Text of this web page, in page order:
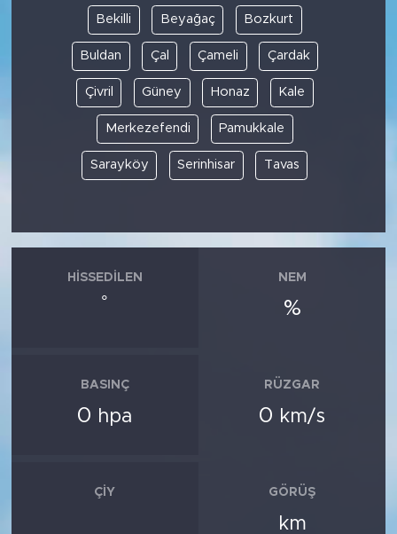
Bekilli Beyağaç Bozkurt
Buldan Çal Çameli Çardak
Çivril Güney Honaz Kale
Merkezefendi Pamukkale
Sarayköy Serinhisar Tavas
HISSEDILEN
°
NEM
%
BASINÇ
0 hpa
RÜZGAR
0 km/s
ÇIY GÖRÜŞ
km